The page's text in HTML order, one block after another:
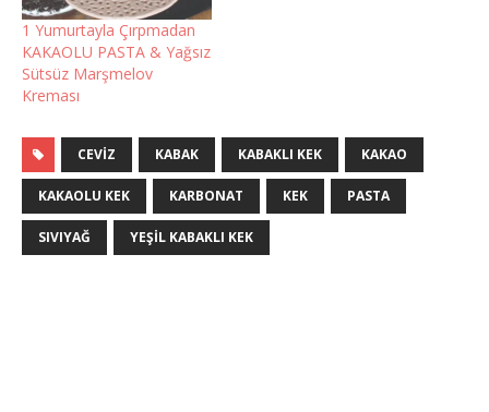
1 Yumurtayla Çırpmadan
KAKAOLU PASTA & Yağsız
Sütsüz Marşmelov
Kreması
CEVIZ KABAK KABAKLI KEK KAKAO
KAKAOLU KEK KARBONAT KEK PASTA
SIVIYAĞ YEŞIL KABAKLI KEK